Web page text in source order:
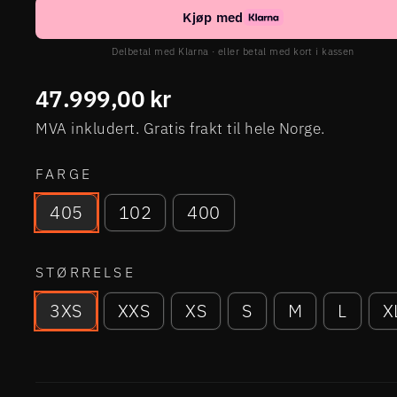
Kjøp med
Delbetal med Klarna · eller betal med kort i kassen
Ordinær
pris
47.999,00 kr
MVA inkludert. Gratis frakt til hele Norge.
FARGE
405 102 400
STØRRELSE
3XS XXS XS S M L